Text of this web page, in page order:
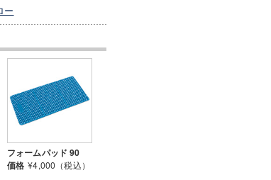
ー
フォームパッド 90
価格 ¥4,000（税込）